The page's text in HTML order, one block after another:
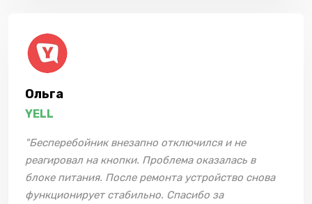
Ольга
YELL
"Бесперебойник внезапно отключился и не
реагировал на кнопки. Проблема оказалась в
блоке питания. После ремонта устройство снова
функционирует стабильно. Спасибо за